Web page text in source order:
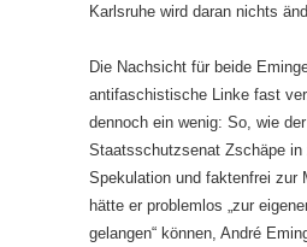
Karlsruhe wird daran nichts
Die Nachsicht für beide
antifaschistische Linke fast
dennoch ein wenig: So, wie
Staatsschutzsenat Zschäpe in
Spekulation und faktenfrei zur
hätte er problemlos „zur
gelangen“ können, André